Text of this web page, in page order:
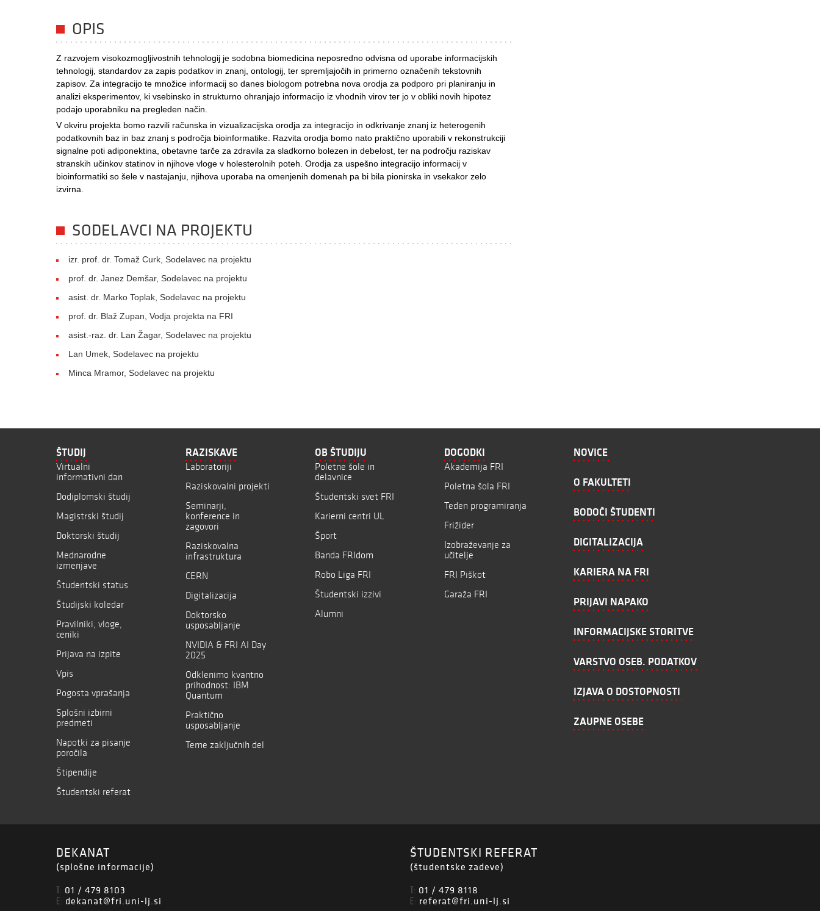
OPIS
Z razvojem visokozmogljivostnih tehnologij je sodobna biomedicina neposredno odvisna od uporabe informacijskih
tehnologij, standardov za zapis podatkov in znanj, ontologij, ter spremljajočih in primerno označenih tekstovnih
zapisov. Za integracijo te množice informacij so danes biologom potrebna nova orodja za podporo pri planiranju in
analizi eksperimentov, ki vsebinsko in strukturno ohranjajo informacijo iz vhodnih virov ter jo v obliki novih hipotez
podajo uporabniku na pregleden način.
V okviru projekta bomo razvili računska in vizualizacijska orodja za integracijo in odkrivanje znanj iz heterogenih
podatkovnih baz in baz znanj s področja bioinformatike. Razvita orodja bomo nato praktično uporabili v rekonstrukciji
signalne poti adiponektina, obetavne tarče za zdravila za sladkorno bolezen in debelost, ter na področju raziskav
stranskih učinkov statinov in njihove vloge v holesterolnih poteh. Orodja za uspešno integracijo informacij v
bioinformatiki so šele v nastajanju, njihova uporaba na omenjenih domenah pa bi bila pionirska in vsekakor zelo
izvirna.
SODELAVCI NA PROJEKTU
izr. prof. dr. Tomaž Curk, Sodelavec na projektu
prof. dr. Janez Demšar, Sodelavec na projektu
asist. dr. Marko Toplak, Sodelavec na projektu
prof. dr. Blaž Zupan, Vodja projekta na FRI
asist.-raz. dr. Lan Žagar, Sodelavec na projektu
Lan Umek, Sodelavec na projektu
Minca Mramor, Sodelavec na projektu
ŠTUDIJ
Virtualni
informativni dan
Dodiplomski študij
Magistrski študij
Doktorski študij
Mednarodne
izmenjave
Študentski status
Študijski koledar
Pravilniki, vloge,
ceniki
Prijava na izpite
Vpis
Pogosta vprašanja
Splošni izbirni
predmeti
Napotki za pisanje
poročila
Štipendije
Študentski referat
RAZISKAVE
Laboratoriji
Raziskovalni projekti
Seminarji,
konference in
zagovori
Raziskovalna
infrastruktura
CERN
Digitalizacija
Doktorsko
usposabljanje
NVIDIA & FRI AI Day
2025
Odklenimo kvantno
prihodnost: IBM
Quantum
Praktično
usposabljanje
Teme zaključnih del
OB ŠTUDIJU
Poletne šole in
delavnice
Študentski svet FRI
Karierni centri UL
Šport
Banda FRIdom
Robo Liga FRI
Študentski izzivi
Alumni
DOGODKI
Akademija FRI
Poletna šola FRI
Teden programiranja
Frižider
Izobraževanje za
učitelje
FRI Piškot
Garaža FRI
NOVICE
O FAKULTETI
BODOČI ŠTUDENTI
DIGITALIZACIJA
KARIERA NA FRI
PRIJAVI NAPAKO
INFORMACIJSKE STORITVE
VARSTVO OSEB. PODATKOV
IZJAVA O DOSTOPNOSTI
ZAUPNE OSEBE
DEKANAT
(splošne informacije)
T: 01 / 479 8103
E: dekanat@fri.uni-lj.si
ŠTUDENTSKI REFERAT
(študentske zadeve)
T: 01 / 479 8118
E: referat@fri.uni-lj.si